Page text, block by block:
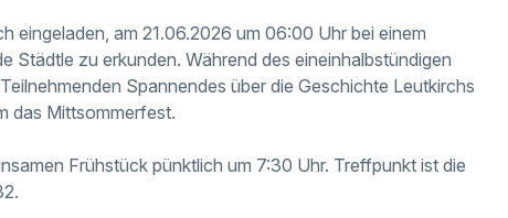
eingeladen, am 21.06.2026 um 06:00 Uhr bei einem
Städtle zu erkunden. Während des eineinhalbstündigen
Spannendes über die Geschichte Leutkirchs
das Mittsommerfest.
Frühstück pünktlich um 7:30 Uhr. Treffpunkt ist die